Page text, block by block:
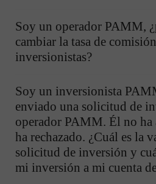
Soy un operador PAMM,
cambiar la tasa de
inversionistas?
Soy un inversionista
enviado una solicitud de
operador PAMM. Él no ha
ha rechazado. ¿Cuál es la
solicitud de inversión y
mi inversión a mi cuenta